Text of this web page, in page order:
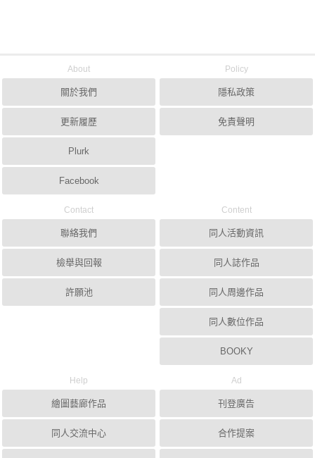
About
關於我們
更新履歷
Plurk
Facebook
Policy
隱私政策
免責聲明
Contact
聯絡我們
檢舉與回報
許願池
Content
同人活動資訊
同人誌作品
同人周邊作品
同人數位作品
BOOKY
Help
繪圖藝廊作品
同人交流中心
Ad
刊登廣告
合作提案